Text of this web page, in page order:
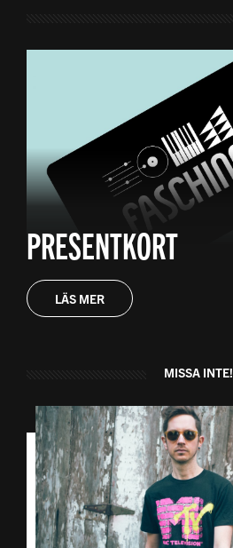
PRESENTKORT
LÄS MER
MISSA INTE!